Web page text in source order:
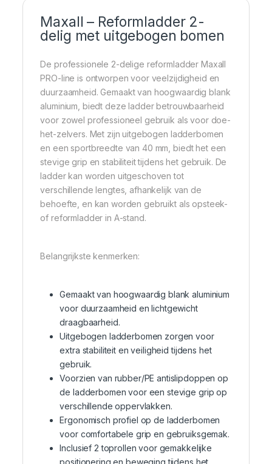
Maxall – Reformladder 2-
delig met uitgebogen bomen
De professionele 2-delige reformladder Maxall
PRO-line is ontworpen voor veelzijdigheid en
duurzaamheid. Gemaakt van hoogwaardig blank
aluminium, biedt deze ladder betrouwbaarheid
voor zowel professioneel gebruik als voor doe-
het-zelvers. Met zijn uitgebogen ladderbomen
en een sportbreedte van 40 mm, biedt het een
stevige grip en stabiliteit tijdens het gebruik. De
ladder kan worden uitgeschoven tot
verschillende lengtes, afhankelijk van de
behoefte, en kan worden gebruikt als opsteek-
of reformladder in A-stand.
Belangrijkste kenmerken:
Gemaakt van hoogwaardig blank aluminium
voor duurzaamheid en lichtgewicht
draagbaarheid.
Uitgebogen ladderbomen zorgen voor
extra stabiliteit en veiligheid tijdens het
gebruik.
Voorzien van rubber/PE antislipdoppen op
de ladderbomen voor een stevige grip op
verschillende oppervlakken.
Ergonomisch profiel op de ladderbomen
voor comfortabele grip en gebruiksgemak.
Inclusief 2 toprollen voor gemakkelijke